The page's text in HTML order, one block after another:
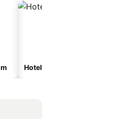
Hotele ze spa